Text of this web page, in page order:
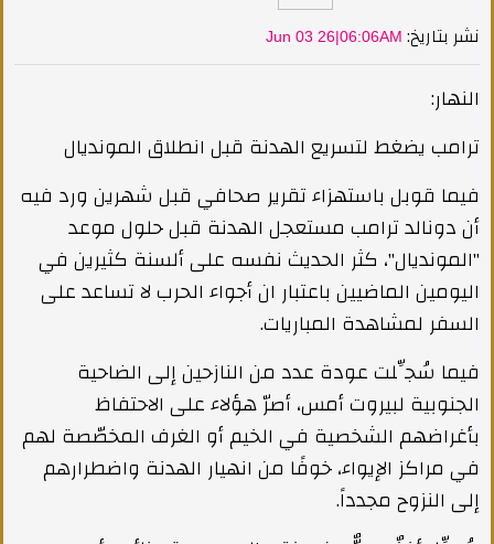
Jun 03 26|06:06AM :نشر بتاريخ
النهار:
ترامب يضغط لتسريع الهدنة قبل انطلاق المونديال
فيما قوبل باستهزاء تقرير صحافي قبل شهرين ورد فيه
أن دونالد ترامب مستعجل الهدنة قبل حلول موعد
"المونديال"، كثر الحديث نفسه على ألسنة كثيرين في
اليومين الماضيين باعتبار ان أجواء الحرب لا تساعد على
السفر لمشاهدة المباريات.
فيما سُجِّلت عودة عدد من النازحين إلى الضاحية
الجنوبية لبيروت أمس، أصرّ هؤلاء على الاحتفاظ
بأغراضهم الشخصية في الخيم أو الغرف المخصّصة لهم
في مراكز الإيواء، خوفًا من انهيار الهدنة واضطرارهم
إلى النزوح مجدداً.